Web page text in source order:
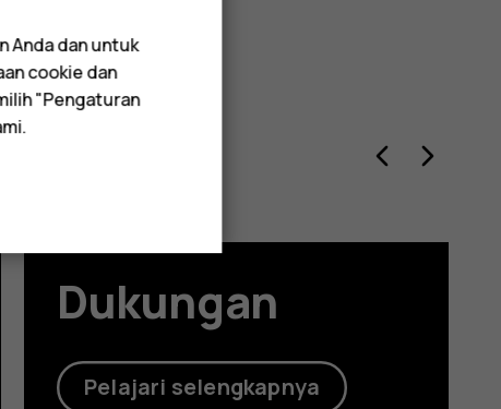
Dukungan
Pelajari selengkapnya
Anda dan untuk
cookie dan
"Pengaturan